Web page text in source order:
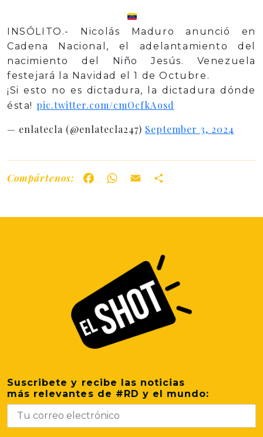
INSÓLITO.- Nicolás Maduro anunció en
Cadena Nacional, el adelantamiento del
nacimiento del Niño Jesús. Venezuela
festejará la Navidad el 1 de Octubre.
¡Si esto no es dictadura, la dictadura dónde
ésta! pic.twitter.com/cmOcfkAosd
— enlatecla (@enlatecla247) September 3, 2024
Compártenos: FacebookWhatsApp
Email
Suscribete y recibe las noticias
más relevantes de #RD y el mundo: